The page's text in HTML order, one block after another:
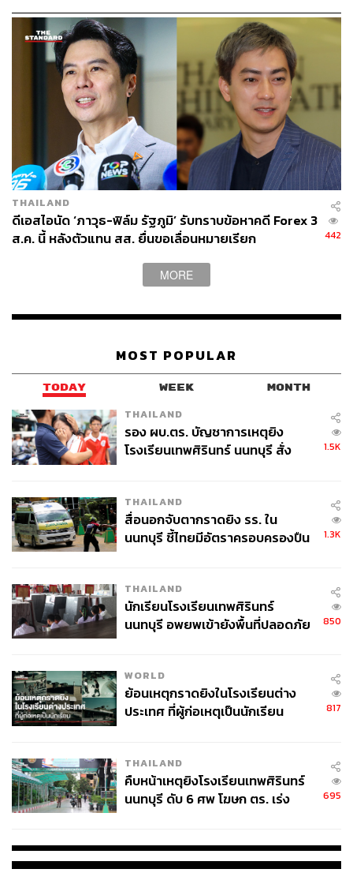
ยุติธรรม
THAILAND
ดีเอสไอนัด ‘ภาวุธ-ฟิล์ม รัฐภูมิ’ รับทราบข้อหาคดี Forex 3
ส.ค. นี้ หลังตัวแทน สส. ยื่นขอเลื่อนหมายเรียก
442
MORE
MOST POPULAR
TODAY WEEK MONTH
THAILAND
รอง ผบ.ตร. บัญชาการเหตุยิง
โรงเรียนเทพศิรินทร์ นนทบุรี สั่ง
1.5K
THAILAND
สื่อนอกจับตากราดยิง รร. ใน
นนทบุรี ชี้ไทยมีอัตราครอบครองปืน
1.3K
THAILAND
นักเรียนโรงเรียนเทพศิรินทร์
นนทบุรี อพยพเข้ายังพื้นที่ปลอดภัย
850
WORLD
ย้อนเหตุกราดยิงในโรงเรียนต่าง
ประเทศ ที่ผู้ก่อเหตุเป็นนักเรียน
817
THAILAND
คืบหน้าเหตุยิงโรงเรียนเทพศิรินทร์
นนทบุรี ดับ 6 ศพ โฆษก ตร. เร่ง
695